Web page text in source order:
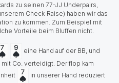
zu seinen 77-JJ Underpairs,
Check-Raise) haben wir das
zu kommen. Zum Beispiel mit
Vorteile beim Bluffen nicht.
eine Hand auf der BB, und
Co. verteidigt. Der flop kam
in unserer Hand reduziert